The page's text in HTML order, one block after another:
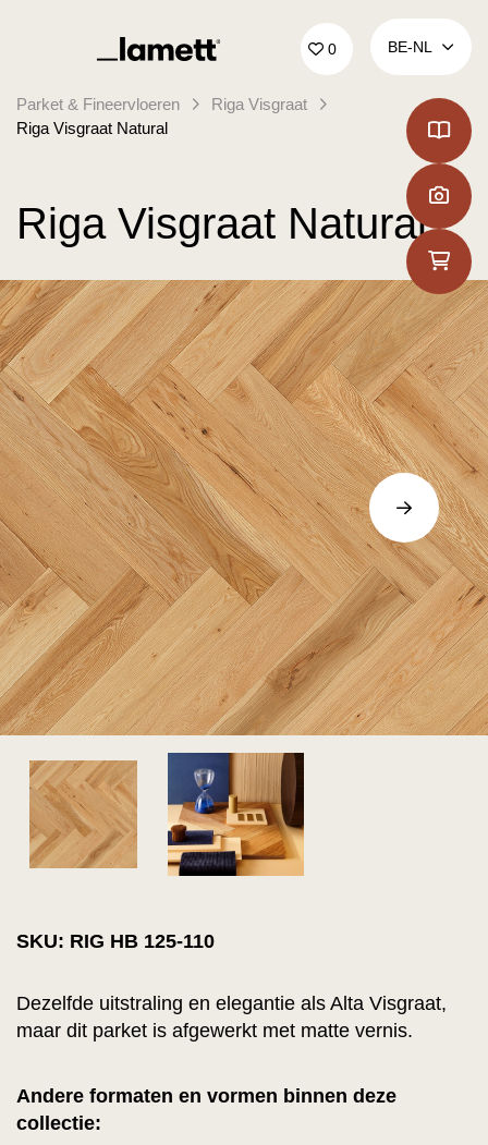
Terug naar home 0 BE‑NL
Parket & Fineervloeren
Riga Visgraat
Riga Visgraat Natural
Riga Visgraat Natural
SKU: RIG HB 125-110
Dezelfde uitstraling en elegantie als Alta Visgraat,
maar dit parket is afgewerkt met matte vernis.
Andere formaten en vormen binnen deze
collectie: